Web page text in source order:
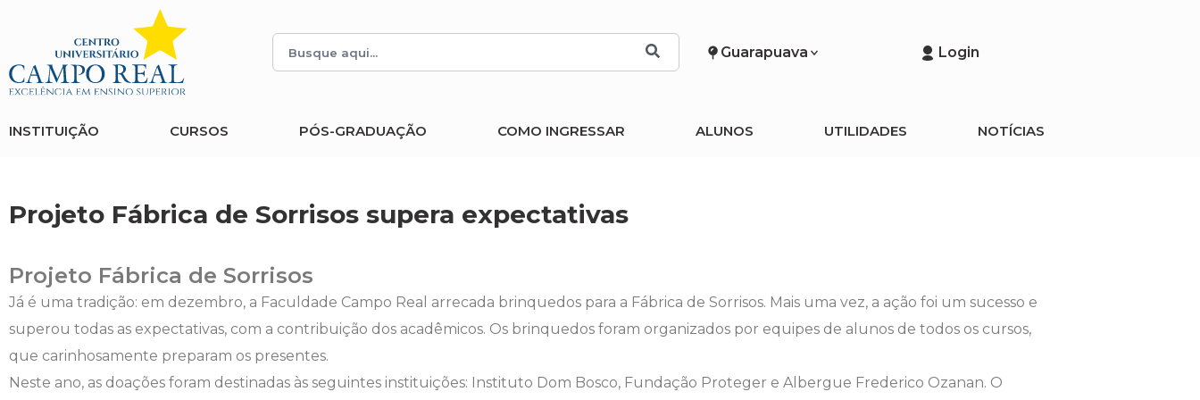
Guarapuava Login
INSTITUIÇÃO CURSOS PÓS-GRADUAÇÃO COMO INGRESSAR ALUNOS UTILIDADES NOTÍCIAS
Projeto Fábrica de Sorrisos supera expectativas
Projeto Fábrica de Sorrisos
Já é uma tradição: em dezembro, a Faculdade Campo Real arrecada brinquedos para a Fábrica de Sorrisos. Mais uma vez, a ação foi um sucesso e
superou todas as expectativas, com a contribuição dos acadêmicos. Os brinquedos foram organizados por equipes de alunos de todos os cursos,
que carinhosamente preparam os presentes.
Neste ano, as doações foram destinadas às seguintes instituições: Instituto Dom Bosco, Fundação Proteger e Albergue Frederico Ozanan. O
Histórico
Editais
Administração
Ciências Contábeis
Enfermagem
Engenharia Agronômica
Engenharia Civil
Vestibular de Inverno
2ª Via de Boleto
Biblioteca
Calendário de Provas
Carteirinha de Estudante
Central de Estágios - TCC
Avalie a Campo Real
COLAP
Comitê de Ética em Pesquisa
Diploma Digital
Educação em Direitos Humanos